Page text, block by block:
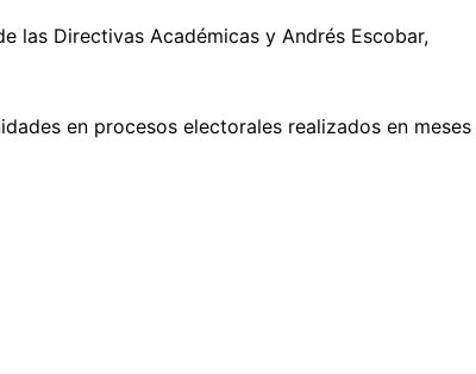
las Directivas Académicas y Andrés Escobar,
en procesos electorales realizados en meses